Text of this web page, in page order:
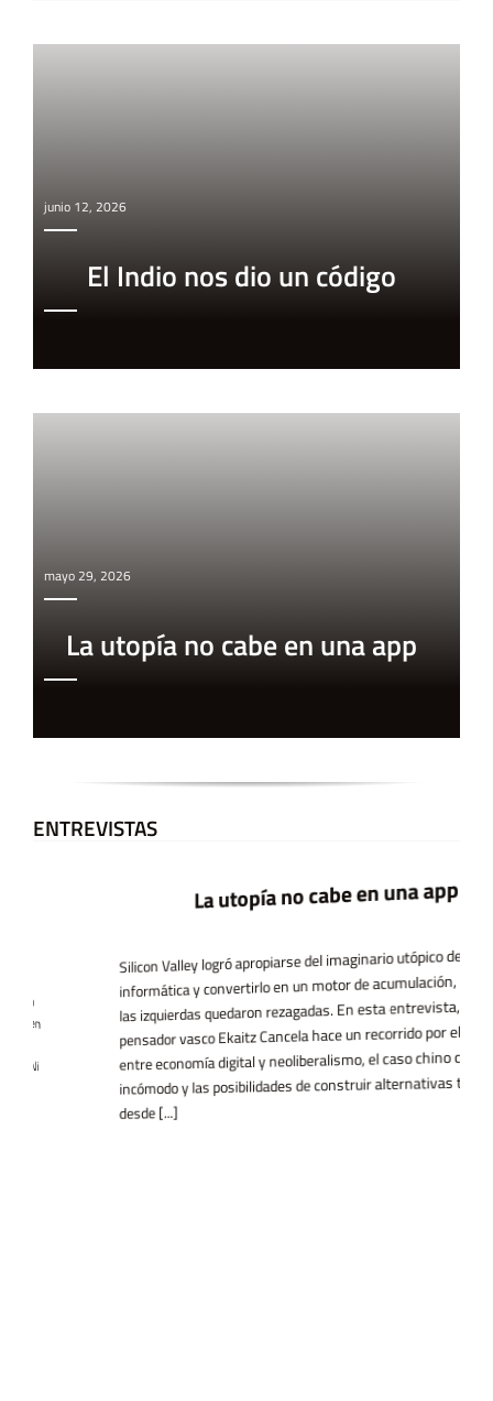
junio 12, 2026
El Indio nos dio un código
mayo 29, 2026
La utopía no cabe en una app
ENTREVISTAS
La utopía no cabe en una app
Silicon Valley logró apropiarse del imaginario utópico de la
informática y convertirlo en un motor de acumulación, mientras
las izquierdas quedaron rezagadas. En esta entrevista, el
pensador vasco Ekaitz Cancela hace un recorrido por el vínculo
entre economía digital y neoliberalismo, el caso chino como espejo
incómodo y las posibilidades de construir alternativas tecnológicas